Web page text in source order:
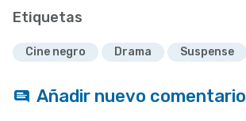
Etiquetas
Cine negro Drama Suspense
Añadir nuevo comentario